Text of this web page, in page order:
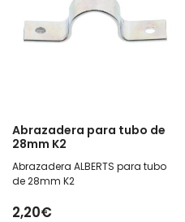
Abrazadera para tubo de
28mm K2
Abrazadera ALBERTS para tubo
de 28mm K2
2,20€